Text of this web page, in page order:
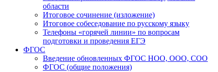
области
Итоговое сочинение (изложение)
Итоговое собеседование по русскому языку
Телефоны «горячей линии» по вопросам
подготовки и проведения ЕГЭ
ФГОС
Введение обновленных ФГОС НОО, ООО, СОО
ФГОС (общие положения)